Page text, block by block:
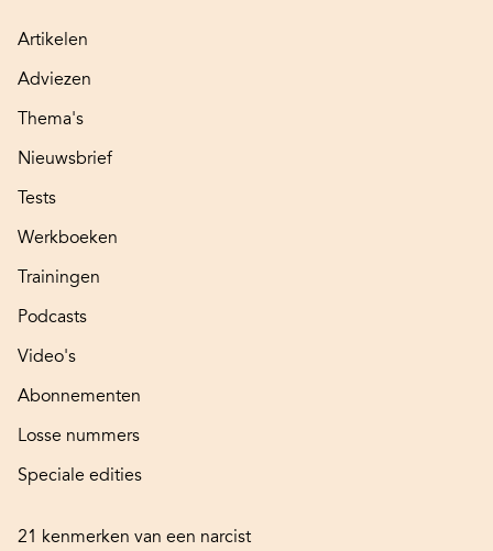
Artikelen
Adviezen
Thema's
Nieuwsbrief
Tests
Werkboeken
Trainingen
Podcasts
Video's
Abonnementen
Losse nummers
Speciale edities
21 kenmerken van een narcist